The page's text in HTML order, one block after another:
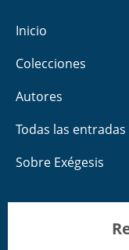
Inicio
Colecciones
Autores
Todas las entradas
Sobre Exégesis